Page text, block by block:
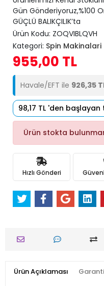
Gün Gönderiyoruz,%100
GÜÇLÜ BALIKÇILIK’ta
Ürün Kodu: ZOQVIBLQVH
Kategori: Spin Makinalari
955,00 TL
Havale/EFT ile 926,35
98,17 TL 'den
Ürün stokta
Hızlı Gönderi
Ürün Açıklaması